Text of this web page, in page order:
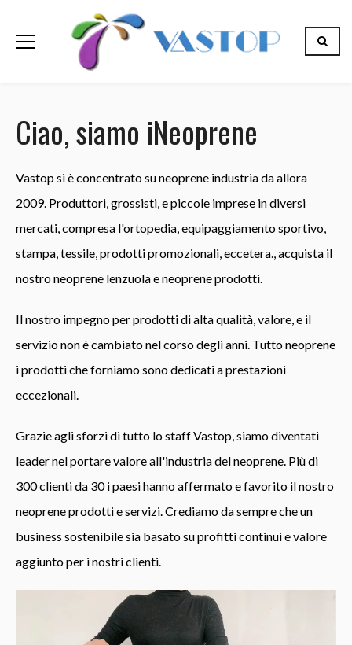
Ciao, siamo iNeoprene
Vastopsi è concentrato suneoprene industria da allora
2009. Produttori, grossisti, e piccole imprese in diversi
mercati, compresa l'ortopedia, equipaggiamento sportivo,
stampa, tessile, prodotti promozionali, eccetera., acquista il
nostroneoprene lenzuola eneopreneprodotti.
Il nostro impegno per prodotti di alta qualità, valore, e il
servizio non è cambiato nel corso degli anni. Tuttoneoprene
i prodotti che forniamo sono dedicati a prestazioni
eccezionali.
Grazie agli sforzi di tutto lo staff Vastop, siamo diventati
leader nel portare valore all'industria del neoprene. Più di
300 clienti da 30 i paesi hanno affermato e favorito il nostro
neopreneprodotti e servizi. Crediamo da sempre che un
business sostenibile sia basato su profitti continui e valore
aggiunto per i nostri clienti.